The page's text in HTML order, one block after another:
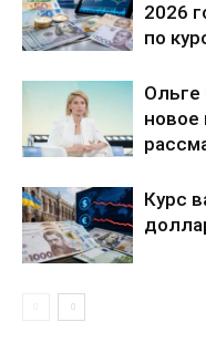
2026
по
Ольге
новое
Курс